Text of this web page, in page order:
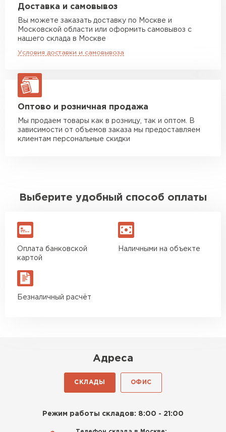
Машина до 20 тн до 80 м3
Манипулятор до 5 тн
макс. длина груза 6 м
от 7 000 руб
макс. длина груза 8 м
Манипулятор до 20 тн
макс. длина груза 13,5 м
ЗАКАЗАТЬ С ДОСТАВКОЙ
Доставка и самовывоз
Вы можете заказать доставку по Москве и
Московской области или оформить самовывоз с
нашего склада в Москве
Условия доставки и самовывоза
Оптово и розничная продажа
Мы продаем товары как в розницу, так и оптом. В
зависимости от объемов заказа мы предоставляем
клиентам персональные скидки
Выберите удобный способ оплаты
Оплата банковской
картой
Наличными на объекте
Безналичный расчёт
Адреса
СКЛАДЫ ОФИС
Режим работы складов: 8:00 - 21:00